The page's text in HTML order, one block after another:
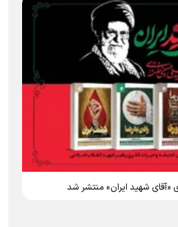
شهید ایران» منتشر شد